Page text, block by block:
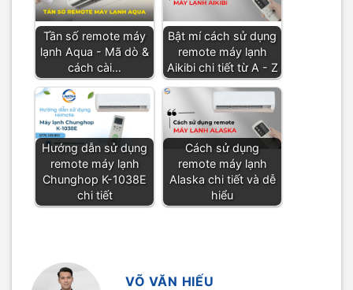
Tần số remote máy
lạnh Aqua - Mã dò &
cách cài…
Bật mí cách sử dụng
remote máy lạnh
Aikibi chi tiết từ A - Z
Hướng dẫn sử dụng
remote máy lạnh
Chunghop K-1038E
chi tiết
Cách sử dụng
remote máy lạnh
Alaska chi tiết và dễ
hiểu
VÕ VĂN HIẾU